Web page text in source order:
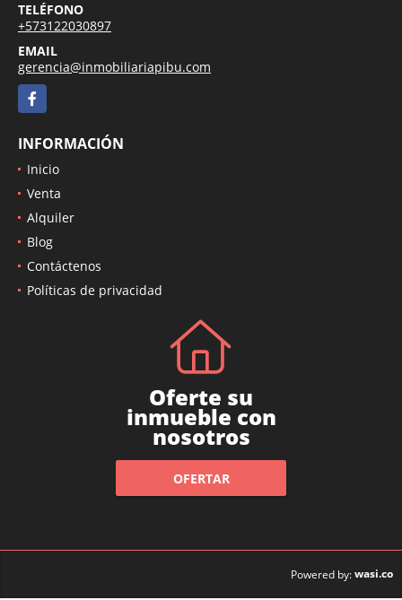
TELÉFONO
+573122030897
EMAIL
gerencia@inmobiliariapibu.com
Facebook
INFORMACIÓN
Inicio
Venta
Alquiler
Blog
Contáctenos
Políticas de privacidad
Oferte su
inmueble con
nosotros
OFERTAR
Powered by:wasi.co